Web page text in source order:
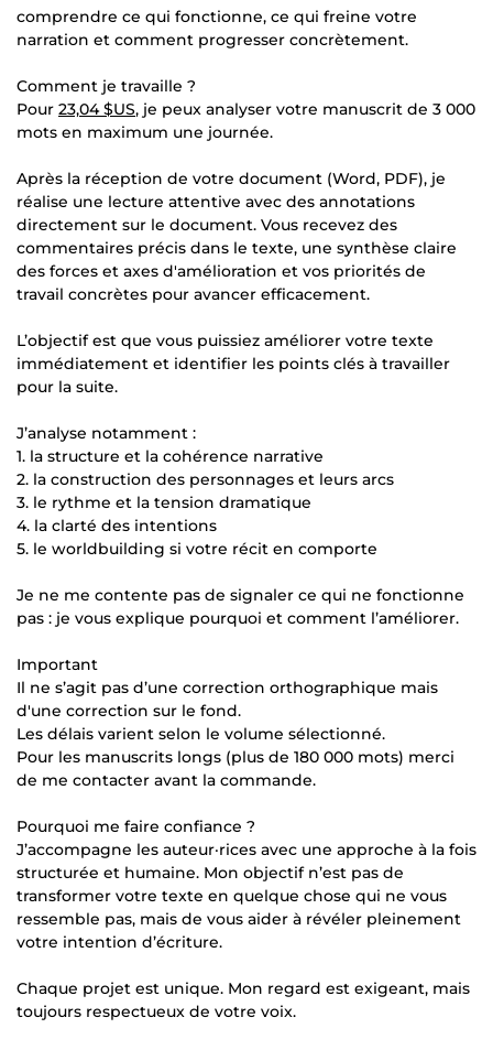
comprendre ce qui fonctionne, ce qui freine votre
narration et comment progresser concrètement.
Comment je travaille ?
Pour 23,04 $US, je peux analyser votre manuscrit de 3 000
mots en maximum une journée.
Après la réception de votre document (Word, PDF), je
réalise une lecture attentive avec des annotations
directement sur le document. Vous recevez des
commentaires précis dans le texte, une synthèse claire
des forces et axes d'amélioration et vos priorités de
travail concrètes pour avancer efficacement.
L’objectif est que vous puissiez améliorer votre texte
immédiatement et identifier les points clés à travailler
pour la suite.
J’analyse notamment :
1. la structure et la cohérence narrative
2. la construction des personnages et leurs arcs
3. le rythme et la tension dramatique
4. la clarté des intentions
5. le worldbuilding si votre récit en comporte
Je ne me contente pas de signaler ce qui ne fonctionne
pas : je vous explique pourquoi et comment l’améliorer.
Important
Il ne s’agit pas d’une correction orthographique mais
d'une correction sur le fond.
Les délais varient selon le volume sélectionné.
Pour les manuscrits longs (plus de 180 000 mots) merci
de me contacter avant la commande.
Pourquoi me faire confiance ?
J’accompagne les auteur·rices avec une approche à la fois
structurée et humaine. Mon objectif n’est pas de
transformer votre texte en quelque chose qui ne vous
ressemble pas, mais de vous aider à révéler pleinement
votre intention d’écriture.
Chaque projet est unique. Mon regard est exigeant, mais
toujours respectueux de votre voix.